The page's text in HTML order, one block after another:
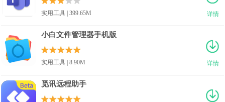
详情
实用工具 | 399.65M
详情
小白文件管理器手机版
实用工具 | 8.90M
觅讯远程助手